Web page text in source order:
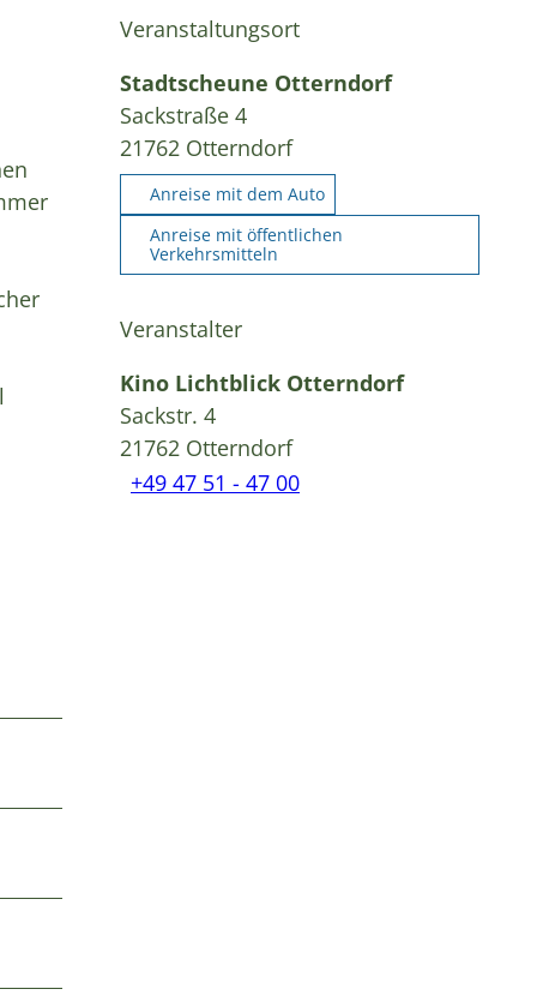
Veranstaltungsort
Stadtscheune Otterndorf
Sackstraße 4
21762 Otterndorf
Anreise mit dem Auto
Anreise mit öffentlichen
Verkehrsmitteln
Veranstalter
Kino Lichtblick Otterndorf
Sackstr. 4
21762 Otterndorf
+49 47 51 - 47 00